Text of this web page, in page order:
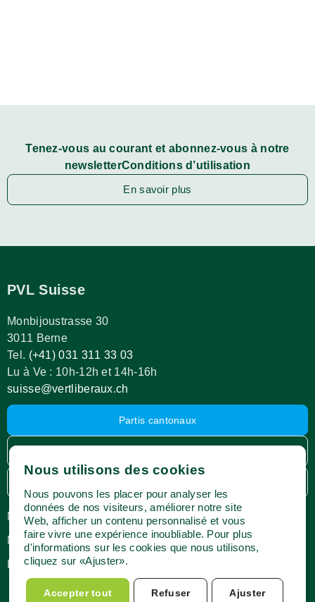
Tenez-vous au courant et abonnez-vous à notre
newsletterConditions d’utilisation
En savoir plus
PVL Suisse
Monbijoustrasse 30
3011 Berne
Tel. (+41) 031 311 33 03
Lu à Ve : 10h-12h et 14h-16h
suisse@vertliberaux.ch
Médias
Newsletter
Postes vacants
Impressum
Protection des données
Conditions d’utilisation
Partis cantonaux
Nous utilisons des cookies
Nous pouvons les placer pour analyser les
données de nos visiteurs, améliorer notre site
Web, afficher un contenu personnalisé et vous
faire vivre une expérience inoubliable. Pour plus
d'informations sur les cookies que nous utilisons,
cliquez sur «Ajuster».
Accepter tout Refuser Ajuster